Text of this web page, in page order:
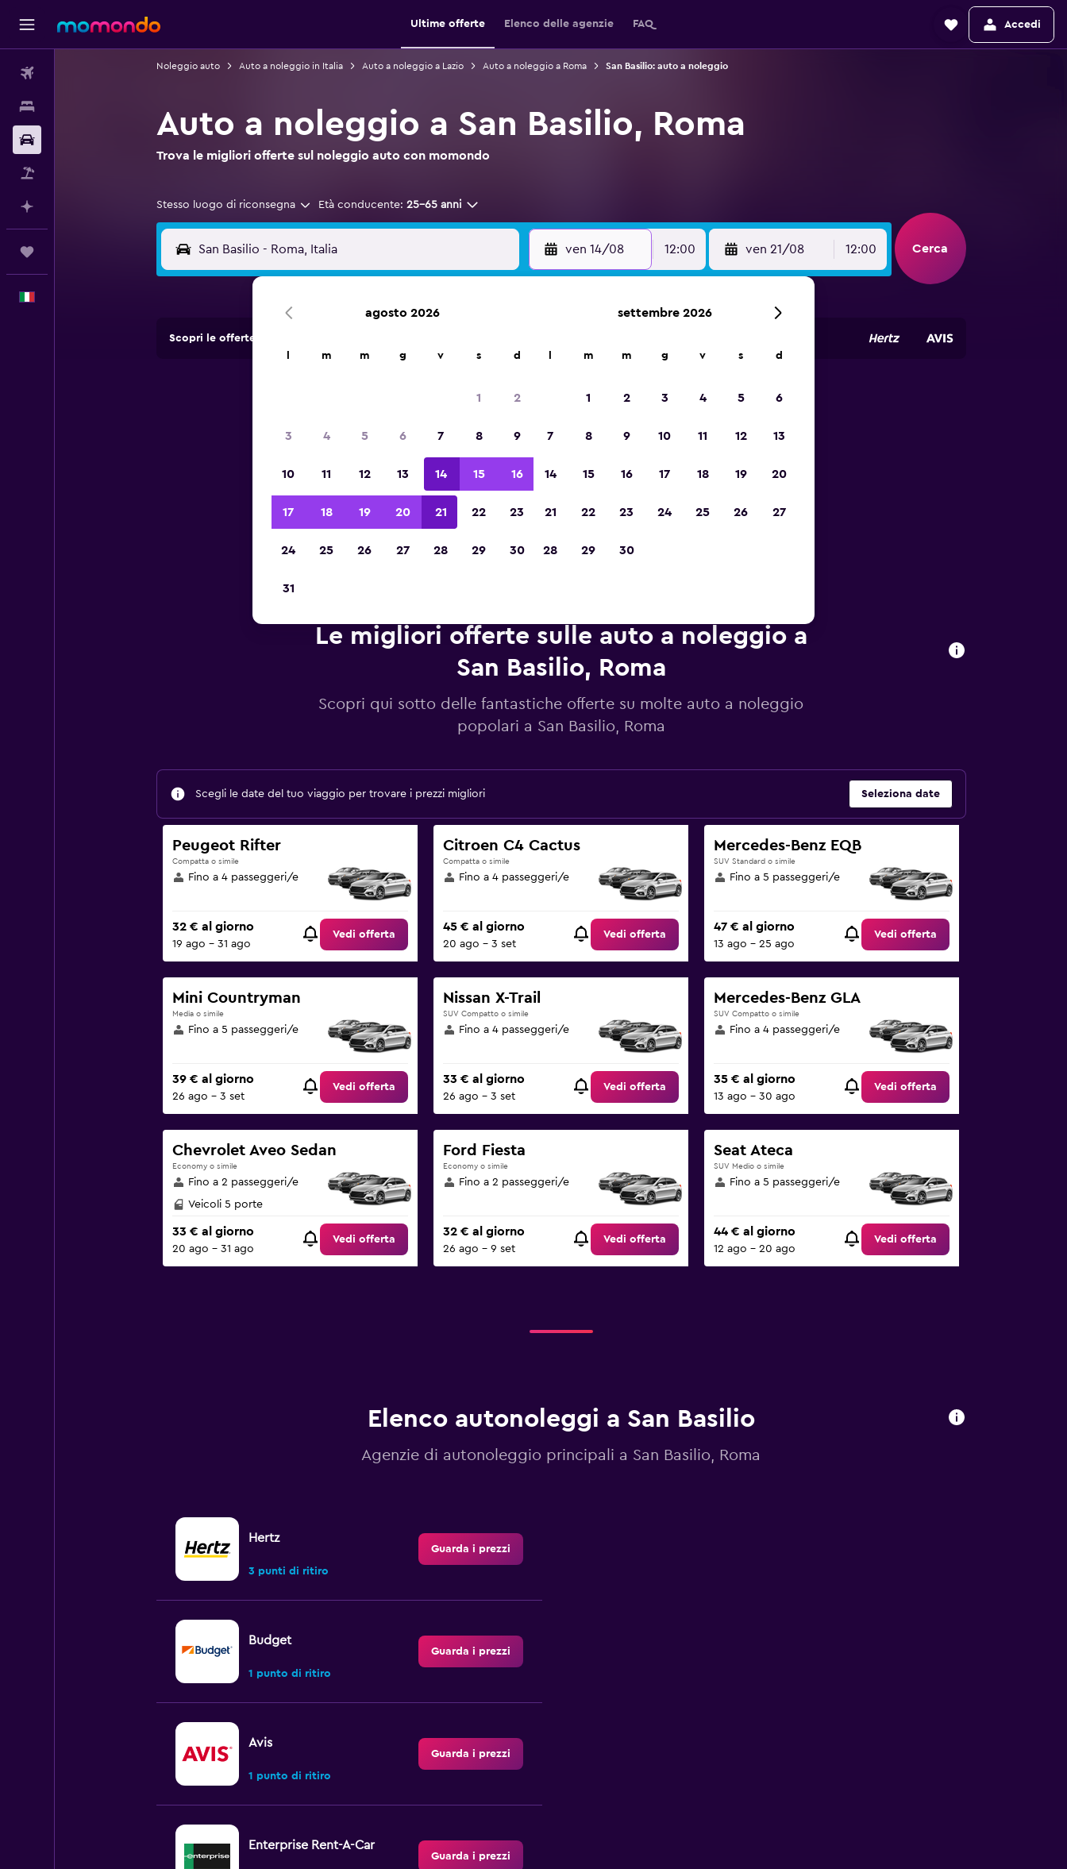
Ultime offerte Elenco delle agenzie FAQ Accedi
Noleggio auto Auto a noleggio in Italia Auto a noleggio a Lazio Auto a noleggio a Roma San Basilio: auto a noleggio
Auto a noleggio a San Basilio, Roma
Trova le migliori offerte sul noleggio auto con momondo
Stesso luogo di riconsegna Età conducente: 25-65 anni
ven 14/08 12:00 ven 21/08 12:00 Cerca
Scopri le offerte di agenzie di noleggio auto in oltre 70.000 località con momondo.
d'Europa 2023
Le migliori offerte sulle auto a noleggio a
San Basilio, Roma
Scopri qui sotto delle fantastiche offerte su molte auto a noleggio
popolari a San Basilio, Roma
Scegli le date del tuo viaggio per trovare i prezzi migliori Seleziona date
Peugeot Rifter
Compatta o simile
Fino a 4 passeggeri/e
32 € al giorno
19 ago - 31 ago
Vedi offerta
Citroen C4 Cactus
Compatta o simile
Fino a 4 passeggeri/e
45 € al giorno
20 ago - 3 set
Vedi offerta
Mercedes-Benz EQB
SUV Standard o simile
Fino a 5 passeggeri/e
47 € al giorno
13 ago - 25 ago
Vedi offerta
Mini Countryman
Media o simile
Fino a 5 passeggeri/e
39 € al giorno
26 ago - 3 set
Vedi offerta
Nissan X-Trail
SUV Compatto o simile
Fino a 4 passeggeri/e
33 € al giorno
26 ago - 3 set
Vedi offerta
Mercedes-Benz GLA
SUV Compatto o simile
Fino a 4 passeggeri/e
35 € al giorno
13 ago - 30 ago
Vedi offerta
Chevrolet Aveo Sedan
Economy o simile
Fino a 2 passeggeri/e
Veicoli 5 porte
33 € al giorno
20 ago - 31 ago
Vedi offerta
Ford Fiesta
Economy o simile
Fino a 2 passeggeri/e
32 € al giorno
26 ago - 9 set
Vedi offerta
Seat Ateca
SUV Medio o simile
Fino a 5 passeggeri/e
44 € al giorno
12 ago - 20 ago
Vedi offerta
Elenco autonoleggi a San Basilio
Agenzie di autonoleggio principali a San Basilio, Roma
Hertz
3 punti di ritiro
Guarda i prezzi
Budget
1 punto di ritiro
Guarda i prezzi
Avis
1 punto di ritiro
Guarda i prezzi
Enterprise Rent-A-Car
Guarda i prezzi
agosto 2026
m m g v s d
1 2
3 4 5 6 7 8 9
10 11 12 13 14 15 16
17 18 19 20 21 22 23
24 25 26 27 28 29 30
31
settembre 2026
m m g v s d
1 2 3 4 5 6
7 8 9 10 11 12 13
14 15 16 17 18 19 20
21 22 23 24 25 26 27
28 29 30